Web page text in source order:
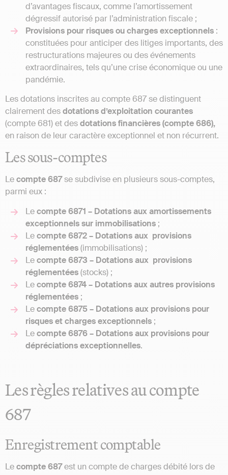
d’avantages fiscaux, comme l’amortissement
dégressif autorisé par l’administration fiscale ;
Provisions pour risques ou charges exceptionnels :
constituées pour anticiper des litiges importants, des
restructurations majeures ou des événements
extraordinaires, tels qu’une crise économique ou une
pandémie.
Les dotations inscrites au compte 687 se distinguent
clairement desdotationsd’exploitation courantes
(compte 681) et desdotations financières (compte 686),
en raison de leur caractère exceptionnel et non récurrent.
Les sous-comptes
Lecompte687se subdivise en plusieurs sous-comptes,
parmi eux :
Lecompte 6871 – Dotations aux amortissements
exceptionnels sur immobilisations ;
Lecompte 6872 – Dotations aux provisions
réglementées(immobilisations) ;
Lecompte 6873 – Dotations aux provisions
réglementées(stocks) ;
Lecompte 6874 – Dotations aux autres provisions
réglementées ;
Lecompte 6875 – Dotations aux provisions pour
risques et charges exceptionnels ;
Lecompte 6876 – Dotations aux provisions pour
dépréciations exceptionnelles.
Les règles relatives au compte
687
Enregistrement comptable
Lecompte 687est un compte de charges débité lors de